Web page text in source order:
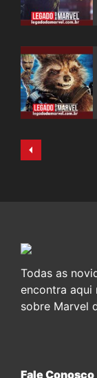
Todas as
encontra aqui
sobre Marvel
Fale Conosco